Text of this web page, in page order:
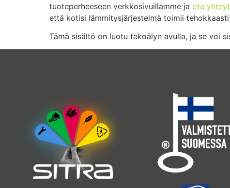
tuoteperheeseen verkkosivuillamme ja ota
että kotisi lämmitysjärjestelmä toimii
Tämä sisältö on luotu tekoälyn avulla, ja se voi